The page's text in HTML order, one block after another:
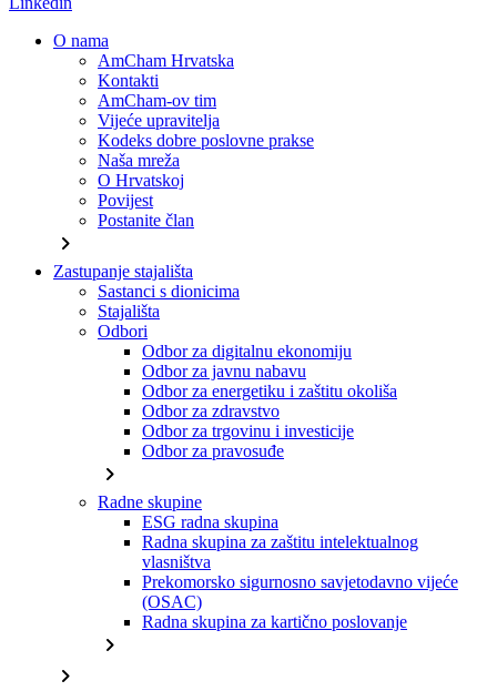
O nama
AmCham Hrvatska
Kontakti
AmCham-ov tim
Vijeće upravitelja
Kodeks dobre poslovne prakse
Naša mreža
O Hrvatskoj
Povijest
Postanite član
chevron_right
Zastupanje stajališta
Sastanci s dionicima
Stajališta
Odbori
Odbor za digitalnu ekonomiju
Odbor za javnu nabavu
Odbor za energetiku i zaštitu okoliša
Odbor za zdravstvo
Odbor za trgovinu i investicije
Odbor za pravosuđe
chevron_right
Radne skupine
ESG radna skupina
Radna skupina za zaštitu intelektualnog
vlasništva
Prekomorsko sigurnosno savjetodavno vijeće
(OSAC)
Radna skupina za kartično poslovanje
chevron_right
chevron_right